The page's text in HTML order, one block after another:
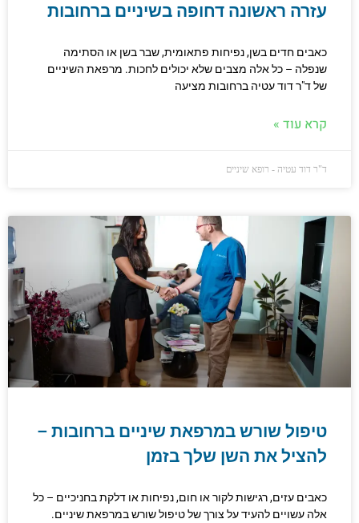
עזרה ראשונה דחופה בשיניים ברחובות
כאבים חדים בשן, נפיחות פתאומית, שבר בשן או הסתימה
שנפלה – כל אלה מצבים שלא יכולים לחכות. מרפאת השיניים
של ד"ר דוד עטיה ברחובות מציעה
קרא עוד »
ד"ר דוד עטיה - רופא שיניים
טיפול שורש במרפאת שיניים ברחובות –
להציל את השן שלך בזמן
כאבים עזים, רגישות לקור או חום, נפיחות או דלקת בחניכיים – כל
אלה עשויים להעיד על צורך של טיפול שורש במרפאת שיניים.